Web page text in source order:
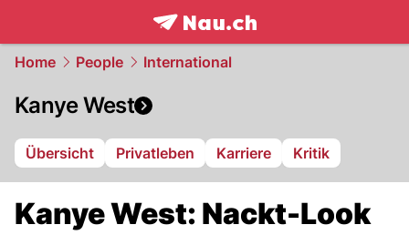
frontpage.NAU.ch
Home People International
Kanye West
Übersicht Privatleben Karriere Kritik
Kanye West: Nackt-Look